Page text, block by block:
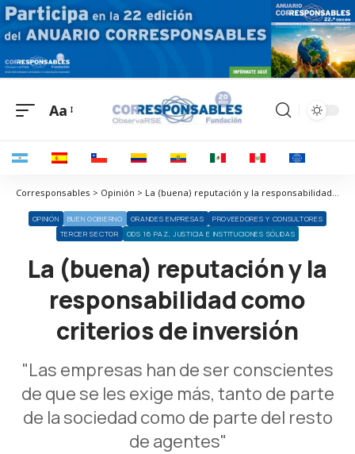
Aa
Corresponsables > Opinión > La (buena) reputación y la responsabilidad como criterios de inversión
OPINIÓN BUEN GOBIERNO GRANDES EMPRESAS
PROVEEDORES Y CONSULTORES
TERCER SECTOR
ODS 16 PAZ, JUSTICIA E INSTITUCIONES SÓLIDAS
La (buena) reputación y la
responsabilidad como
criterios de inversión
"Las empresas han de ser conscientes
de que se les exige más, tanto de parte
de la sociedad como de parte del resto
de agentes"